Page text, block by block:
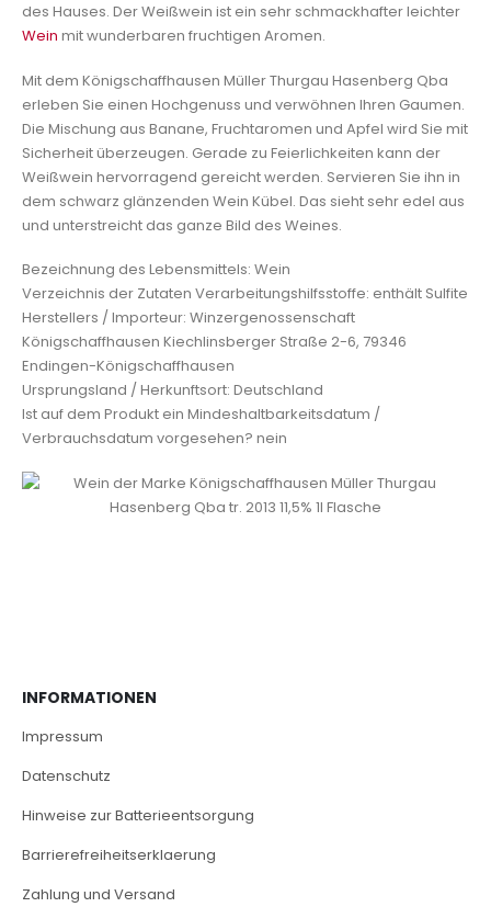
des Hauses. Der Weißwein ist ein sehr schmackhafter leichter
Wein mit wunderbaren fruchtigen Aromen.
Mit dem Königschaffhausen Müller Thurgau Hasenberg Qba
erleben Sie einen Hochgenuss und verwöhnen Ihren Gaumen.
Die Mischung aus Banane, Fruchtaromen und Apfel wird Sie mit
Sicherheit überzeugen. Gerade zu Feierlichkeiten kann der
Weißwein hervorragend gereicht werden. Servieren Sie ihn in
dem schwarz glänzenden Wein Kübel. Das sieht sehr edel aus
und unterstreicht das ganze Bild des Weines.
Bezeichnung des Lebensmittels: Wein
Verzeichnis der Zutaten Verarbeitungshilfsstoffe: enthält Sulfite
Herstellers / Importeur: Winzergenossenschaft
Königschaffhausen Kiechlinsberger Straße 2-6, 79346
Endingen-Königschaffhausen
Ursprungsland / Herkunftsort: Deutschland
Ist auf dem Produkt ein Mindeshaltbarkeitsdatum /
Verbrauchsdatum vorgesehen? nein
INFORMATIONEN
Impressum
Datenschutz
Hinweise zur Batterieentsorgung
Barrierefreiheitserklaerung
Zahlung und Versand